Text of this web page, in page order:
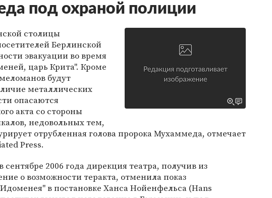
под охраной полиции
столицы
Берлинской
эвакуации во время
царь Крита". Кроме
будут
металлических
опасаются
акта со стороны
недовольных тем,
отрубленная голова пророка Мухаммеда, отмечает
Press.
2006 года дирекция театра, получив из
о возможности теракта, отменила показ
в постановке Ханса Нойенфельса (Hans